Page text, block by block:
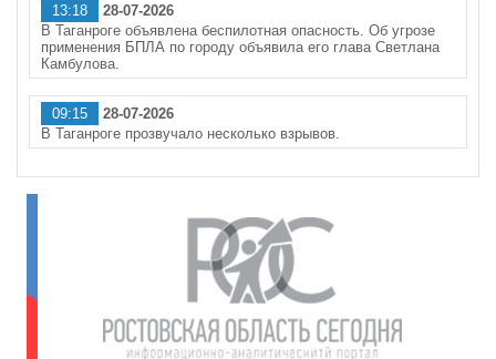
13:18
28-07-2026
В Таганроге объявлена беспилотная опасность. Об угрозе
применения БПЛА по городу объявила его глава Светлана
Камбулова.
09:15
28-07-2026
В Таганроге прозвучало несколько взрывов.